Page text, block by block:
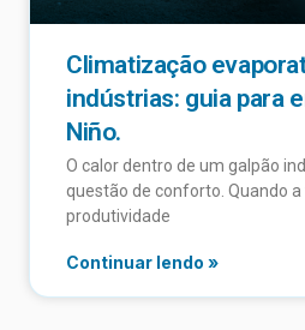
Climatização
indústrias: guia para
Niño.
O calor dentro de um galpão
questão de conforto. Quando
produtividade
Continuar lendo »